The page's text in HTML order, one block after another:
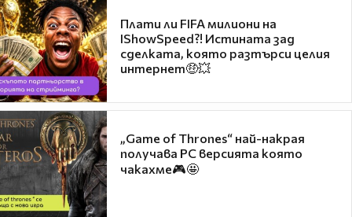
Плати ли FIFA милиони на
IShowSpeed?! Истината зад
сделката, която разтърси целия
интернет🤑💥
„Game of Thrones“ най-накрая
получава PC версията която
чакахме🎮🤩